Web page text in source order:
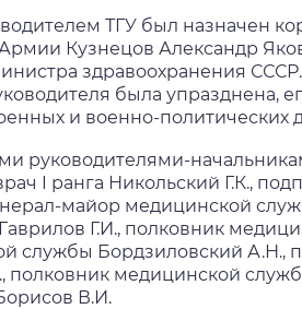
ТГУ был назначен
Кузнецов Александр
здравоохранения СССР.
была упразднена,
и военно-политических
руководителями-
I ранга Никольский Г.К.,
майор медицинской
Г.И., полковник
службы Бордзиловский А.Н.,
полковник медицинской
В.И.